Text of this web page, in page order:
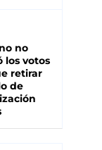
no
los votos
retirar
de